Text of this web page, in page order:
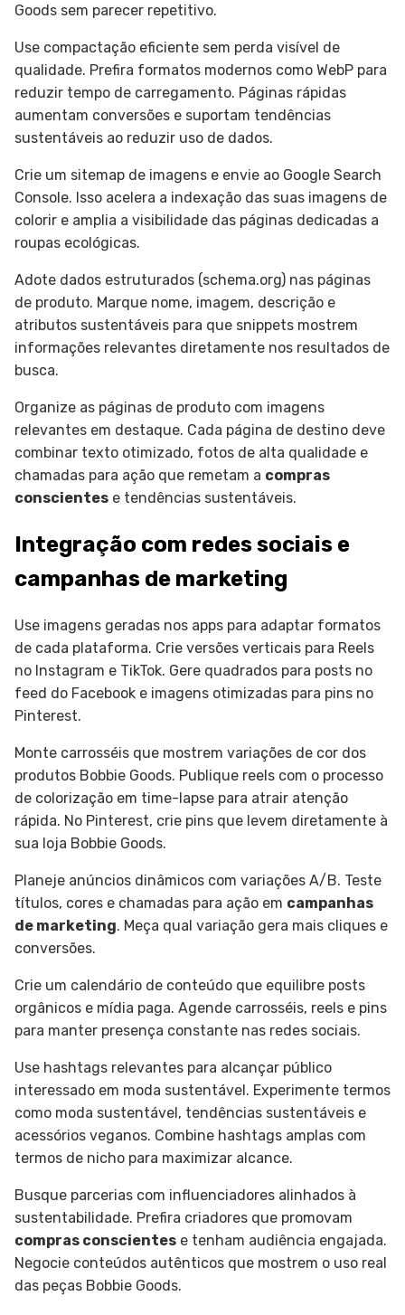
Goods sem parecer repetitivo.
Use compactação eficiente sem perda visível de
qualidade. Prefira formatos modernos como WebP para
reduzir tempo de carregamento. Páginas rápidas
aumentam conversões e suportam tendências
sustentáveis ao reduzir uso de dados.
Crie um sitemap de imagens e envie ao Google Search
Console. Isso acelera a indexação das suas imagens de
colorir e amplia a visibilidade das páginas dedicadas a
roupas ecológicas.
Adote dados estruturados (schema.org) nas páginas
de produto. Marque nome, imagem, descrição e
atributos sustentáveis para que snippets mostrem
informações relevantes diretamente nos resultados de
busca.
Organize as páginas de produto com imagens
relevantes em destaque. Cada página de destino deve
combinar texto otimizado, fotos de alta qualidade e
chamadas para ação que remetam a compras
conscientes e tendências sustentáveis.
Integração com redes sociais e
campanhas de marketing
Use imagens geradas nos apps para adaptar formatos
de cada plataforma. Crie versões verticais para Reels
no Instagram e TikTok. Gere quadrados para posts no
feed do Facebook e imagens otimizadas para pins no
Pinterest.
Monte carrosséis que mostrem variações de cor dos
produtos Bobbie Goods. Publique reels com o processo
de colorização em time-lapse para atrair atenção
rápida. No Pinterest, crie pins que levem diretamente à
sua loja Bobbie Goods.
Planeje anúncios dinâmicos com variações A/B. Teste
títulos, cores e chamadas para ação em campanhas
de marketing. Meça qual variação gera mais cliques e
conversões.
Crie um calendário de conteúdo que equilibre posts
orgânicos e mídia paga. Agende carrosséis, reels e pins
para manter presença constante nas redes sociais.
Use hashtags relevantes para alcançar público
interessado em moda sustentável. Experimente termos
como moda sustentável, tendências sustentáveis e
acessórios veganos. Combine hashtags amplas com
termos de nicho para maximizar alcance.
Busque parcerias com influenciadores alinhados à
sustentabilidade. Prefira criadores que promovam
compras conscientes e tenham audiência engajada.
Negocie conteúdos autênticos que mostrem o uso real
das peças Bobbie Goods.